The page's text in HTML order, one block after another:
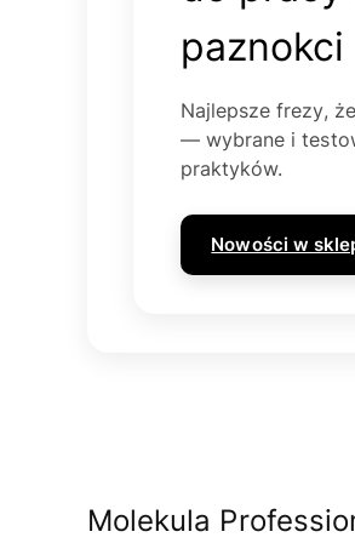
paznokci
Najlepsze frezy,
— wybrane i
praktyków.
Nowości w
Molekula